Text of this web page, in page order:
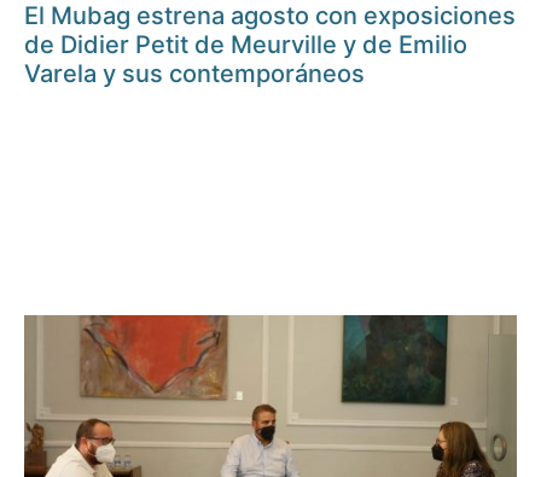
El Mubag estrena agosto con exposiciones
de Didier Petit de Meurville y de Emilio
Varela y sus contemporáneos